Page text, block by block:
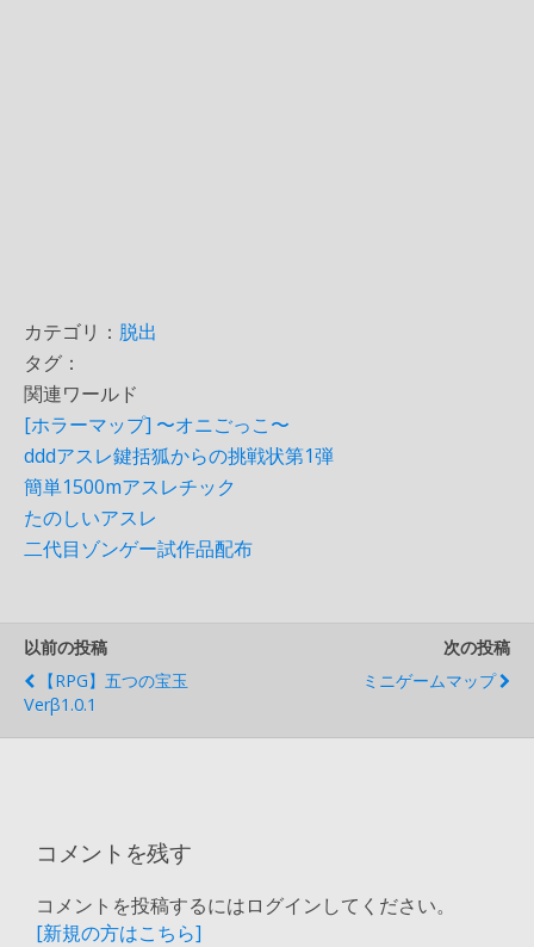
カテゴリ： 脱出
タグ：
関連ワールド
[ホラーマップ] 〜オニごっこ〜
dddアスレ鍵括狐からの挑戦状第1弾
簡単1500mアスレチック
たのしいアスレ
二代目ゾンゲー試作品配布
以前の投稿
【RPG】五つの宝玉
Verβ1.0.1
次の投稿
ミニゲームマップ
コメントを残す
コメントを投稿するにはログインしてください。
[新規の方はこちら]